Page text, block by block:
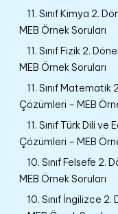
11. Sınıf Kimya 2.
MEB Örnek Soruları
11. Sınıf Fizik 2.
MEB Örnek Soruları
11. Sınıf Matematik
Çözümleri – MEB
11. Sınıf Türk Dili ve
Çözümleri – MEB
10. Sınıf Felsefe 2.
MEB Örnek Soruları
10. Sınıf İngilizce 2.